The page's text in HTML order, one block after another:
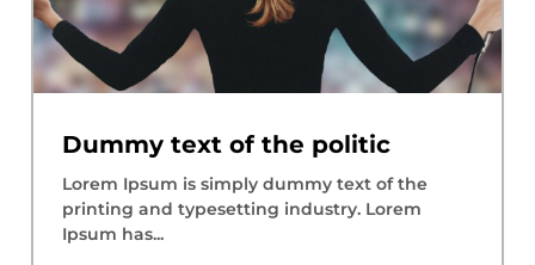
Dummy text of the politic
Lorem Ipsum is simply dummy text of the
printing and typesetting industry. Lorem
Ipsum has...